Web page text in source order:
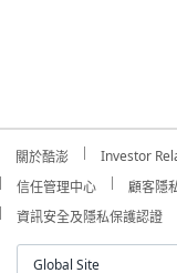
關於酷澎 Investor
信任管理中心
顧客隱
資訊安全及隱私保護認證
Global Site